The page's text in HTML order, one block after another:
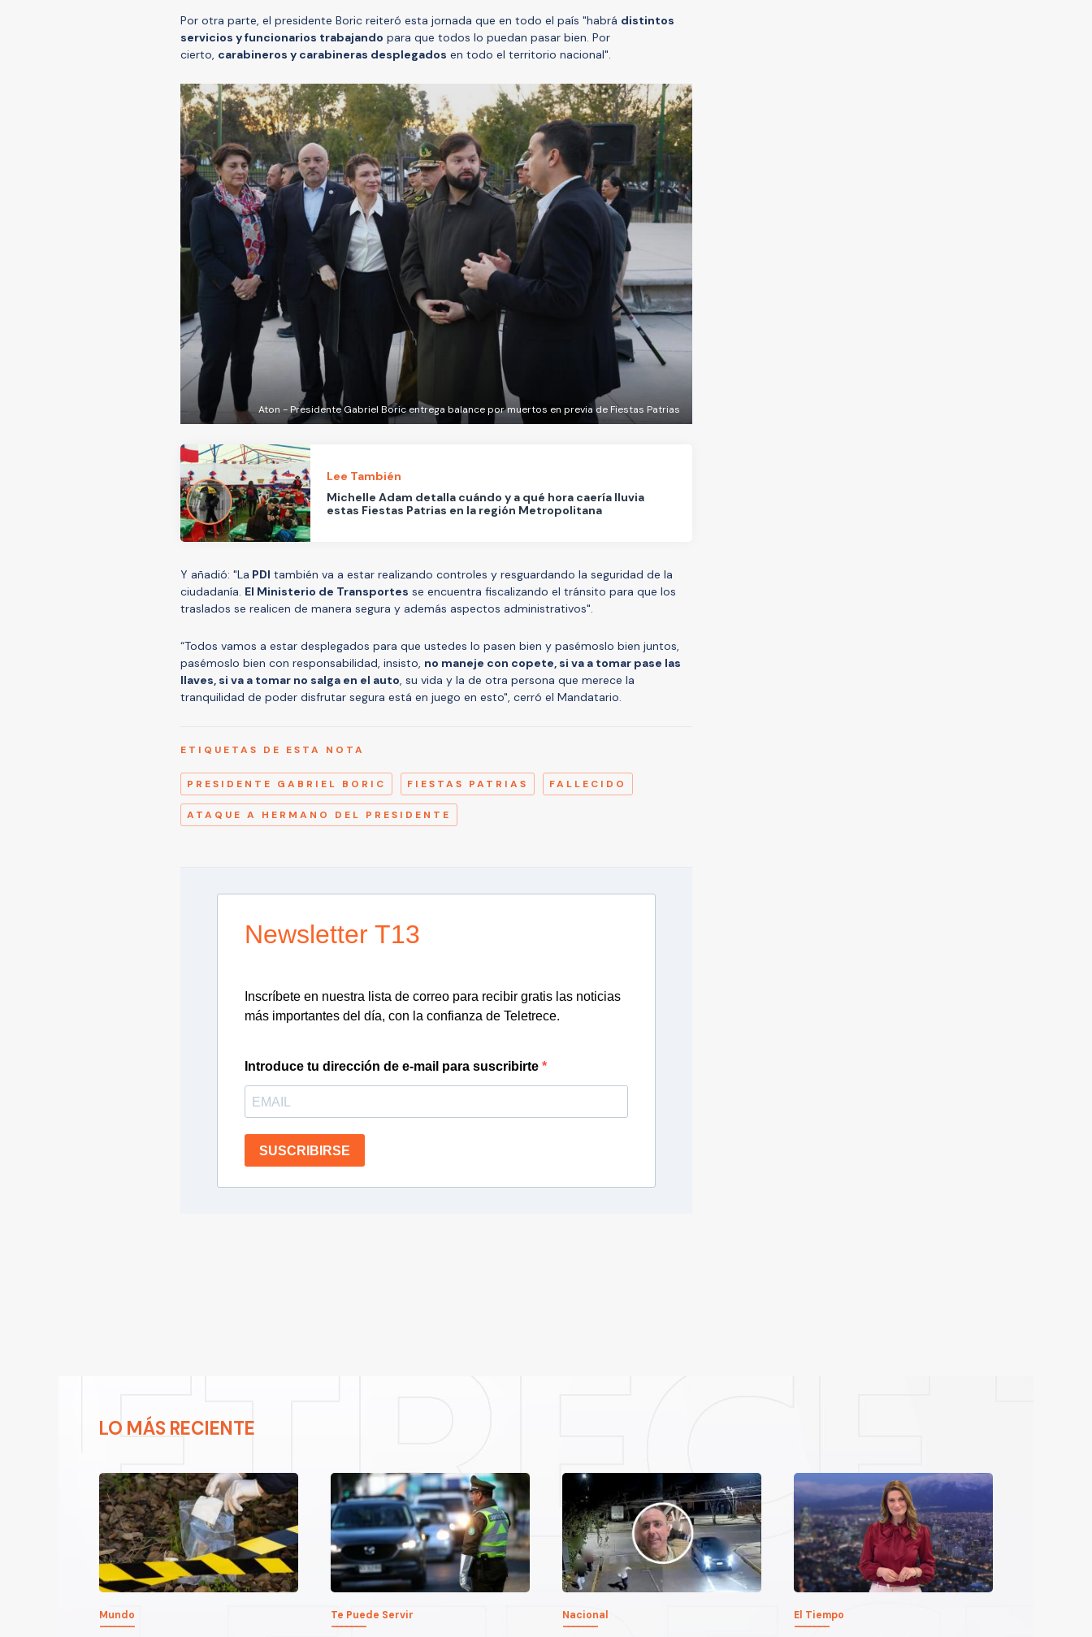
Por otra parte, el presidente Boric reiteró esta jornada que en todo el país "habrá distintos
servicios y funcionarios trabajando para que todos lo puedan pasar bien. Por
cierto, carabineros y carabineras desplegados en todo el territorio nacional".
Aton - Presidente Gabriel Boric entrega balance por muertos en previa de Fiestas Patrias
Lee También
Michelle Adam detalla cuándo y a qué hora caería lluvia
estas Fiestas Patrias en la región Metropolitana
Y añadió: "La PDI también va a estar realizando controles y resguardando la seguridad de la
ciudadanía. El Ministerio de Transportes se encuentra fiscalizando el tránsito para que los
traslados se realicen de manera segura y además aspectos administrativos".
“Todos vamos a estar desplegados para que ustedes lo pasen bien y pasémoslo bien juntos,
pasémoslo bien con responsabilidad, insisto, no maneje con copete, si va a tomar pase las
llaves, si va a tomar no salga en el auto, su vida y la de otra persona que merece la
tranquilidad de poder disfrutar segura está en juego en esto", cerró el Mandatario.
ETIQUETAS DE ESTA NOTA
PRESIDENTE GABRIEL BORIC FIESTAS PATRIAS FALLECIDO
ATAQUE A HERMANO DEL PRESIDENTE
Newsletter T13
Inscríbete en nuestra lista de correo para recibir gratis las noticias
más importantes del día, con la confianza de Teletrece.
Introduce tu dirección de e-mail para suscribirte
SUSCRIBIRSE
LO MÁS RECIENTE
Mundo Te Puede Servir Nacional El Tiempo